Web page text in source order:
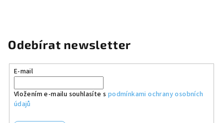
Odebírat newsletter
E-mail
Vložením e-mailu souhlasíte s podmínkami ochrany osobních
údajů